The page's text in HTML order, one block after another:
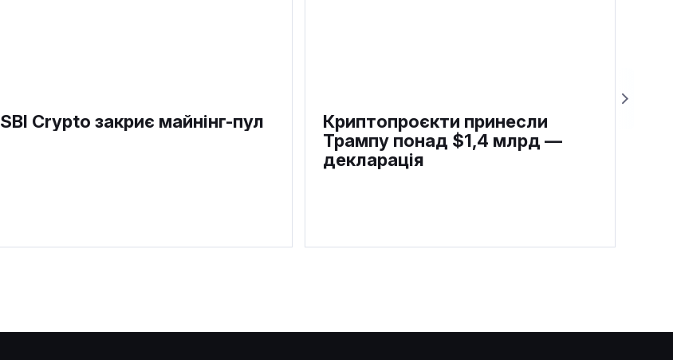
SBI Crypto закриє майнінг-пул
Криптопроєкти принесли
Трампу понад $1,4 млрд —
декларація